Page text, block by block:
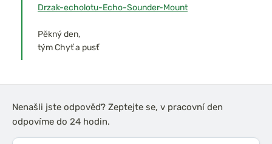
Drzak-echolotu-Echo-Sounder-Mount
Pěkný den,
tým Chyť a pusť
Nenašli jste odpověď? Zeptejte se, v pracovní den
odpovíme do 24 hodin.